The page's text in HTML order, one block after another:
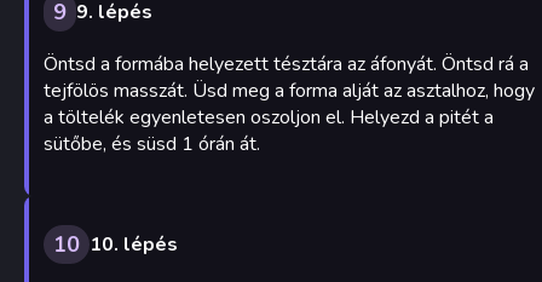
9 9. lépés
Öntsd a formába helyezett tésztára az áfonyát. Öntsd rá a
tejfölös masszát. Üsd meg a forma alját az asztalhoz, hogy
a töltelék egyenletesen oszoljon el. Helyezd a pitét a
sütőbe, és süsd 1 órán át.
10 10. lépés